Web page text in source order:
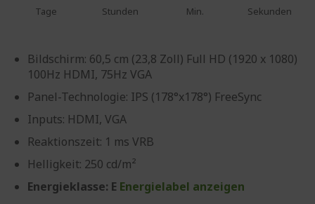
Tage Stunden Min. Sekunden
Bildschirm: 60,5 cm (23,8 Zoll) Full HD (1920 x 1080)
100Hz HDMI, 75Hz VGA
Panel-Technologie: IPS (178°x178°) FreeSync
Inputs: HDMI, VGA
Reaktionszeit: 1 ms VRB
Helligkeit: 250 cd/m²
Energieklasse: E Energielabel anzeigen